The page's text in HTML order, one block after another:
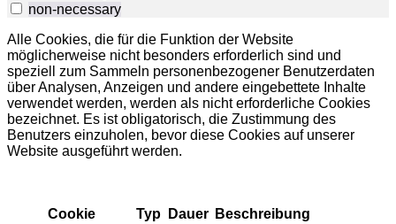
non-necessary
Alle Cookies, die für die Funktion der Website
möglicherweise nicht besonders erforderlich sind und
speziell zum Sammeln personenbezogener Benutzerdaten
über Analysen, Anzeigen und andere eingebettete Inhalte
verwendet werden, werden als nicht erforderliche Cookies
bezeichnet. Es ist obligatorisch, die Zustimmung des
Benutzers einzuholen, bevor diese Cookies auf unserer
Website ausgeführt werden.
Cookie Typ Dauer Beschreibung